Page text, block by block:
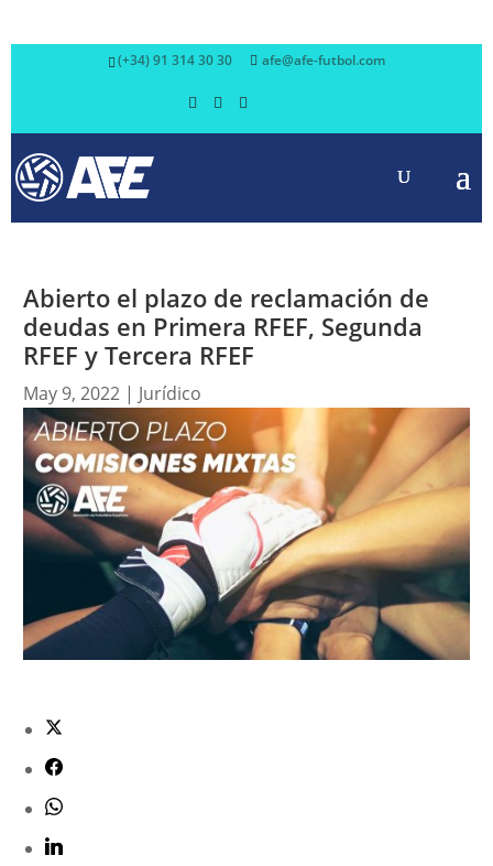
(+34) 91 314 30 30 afe@afe-futbol.com
Abierto el plazo de reclamación de
deudas en Primera RFEF, Segunda
RFEF y Tercera RFEF
May 9, 2022| Jurídico